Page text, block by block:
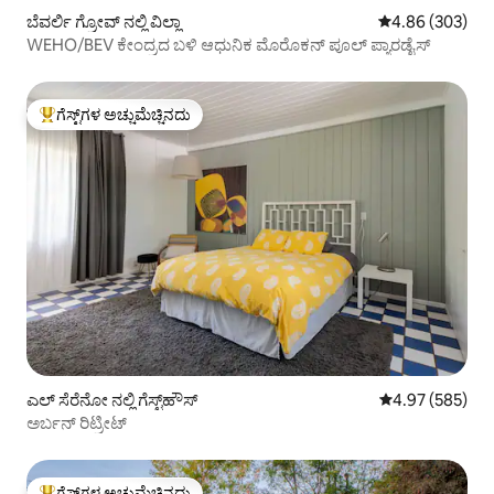
ಬೆವರ್ಲಿ ಗ್ರೋವ್ ನಲ್ಲಿ ವಿಲ್ಲಾ 5 ರಲ್ಲಿ 4.86
4.86 (303)
WEHO/BEV ಕೇಂದ್ರದ ಬಳಿ ಆಧುನಿಕ ಮೊರೊಕನ್ ಪೂಲ್ ಪ್ಯಾರಡೈಸ್
ಗೆಸ್ಟ್‌ಗಳಿಗೆ ಅತಿ ಹೆಚ್ಚು ಅಚ್ಚುಮೆಚ್ಚಿನದು
ಗೆಸ್ಟ್‌ಗಳ ಅಚ್ಚುಮೆಚ್ಚಿನದು
ಎಲ್ ಸೆರೆನೋ ನಲ್ಲಿ ಗೆಸ್ಟ್‌ಹೌಸ್ 5 ರಲ್ಲಿ 4.97
4.97 (585)
ಅರ್ಬನ್ ರಿಟ್ರೀಟ್